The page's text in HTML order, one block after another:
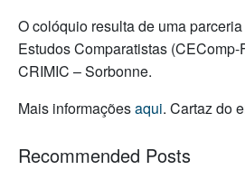
O colóquio resulta de uma
Estudos Comparatistas (CEComp-
CRIMIC – Sorbonne.
Mais informaçõesaqui. Cartaz do
Recommended Posts